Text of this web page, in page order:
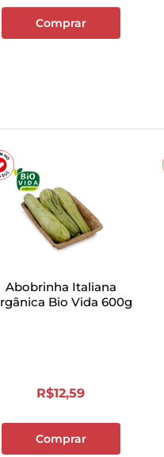
Comprar
Abobrinha Italiana
Bio Vida 600g
R$12,59
Comprar